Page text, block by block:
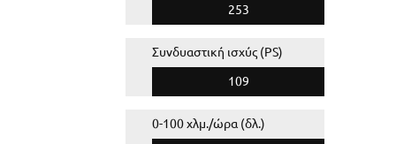
253
Συνδυαστική ισχύς (PS)
109
0-100 χλμ./ώρα (δλ.)